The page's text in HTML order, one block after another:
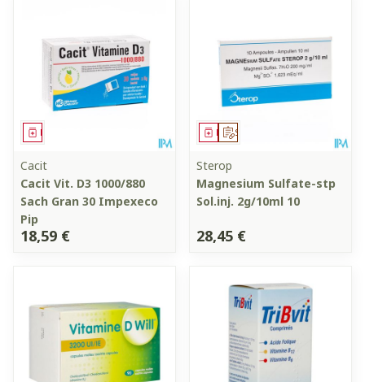
Médicament
Cacit
Cacit Vit. D3 1000/880
Sach Gran 30 Impexeco
Pip
18,59 €
Sur prescription
Médicament
Sterop
Magnesium Sulfate-stp
Sol.inj. 2g/10ml 10
28,45 €